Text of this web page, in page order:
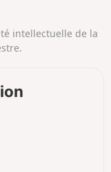
intellectuelle de la